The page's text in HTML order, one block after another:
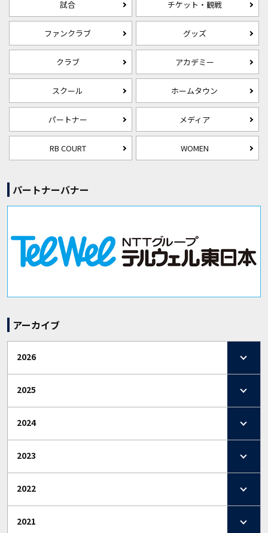
試合 チケット・観戦
ファンクラブ グッズ
クラブ アカデミー
スクール ホームタウン
パートナー メディア
RB COURT WOMEN
パートナーバナー
アーカイブ
2026
2025
2024
2023
2022
2021